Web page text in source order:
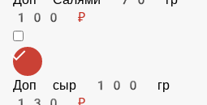
Доп Салями 70 гр
100 ₽